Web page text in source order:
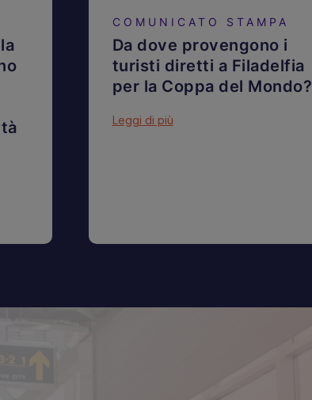
COMUNICATO STAMPA
Da dove provengono i
turisti diretti a Filadelfia
per la Coppa del Mondo?
Leggi di più